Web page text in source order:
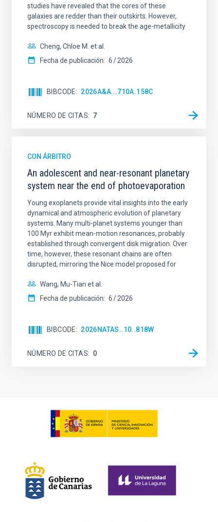
studies have revealed that the cores of these
galaxies are redder than their outskirts. However,
spectroscopy is needed to break the age-metallicity
Cheng, Chloe M. et al.
Fecha de publicación: 6 2026
BIBCODE 2026A&A...710A.158C
NÚMERO DE CITAS 7
CON ÁRBITRO
An adolescent and near-resonant planetary
system near the end of photoevaporation
Young exoplanets provide vital insights into the early
dynamical and atmospheric evolution of planetary
systems. Many multi-planet systems younger than
100 Myr exhibit mean-motion resonances, probably
established through convergent disk migration. Over
time, however, these resonant chains are often
disrupted, mirroring the Nice model proposed for
Wang, Mu-Tian et al.
Fecha de publicación: 6 2026
BIBCODE 2026NATAS..10..818W
NÚMERO DE CITAS 0